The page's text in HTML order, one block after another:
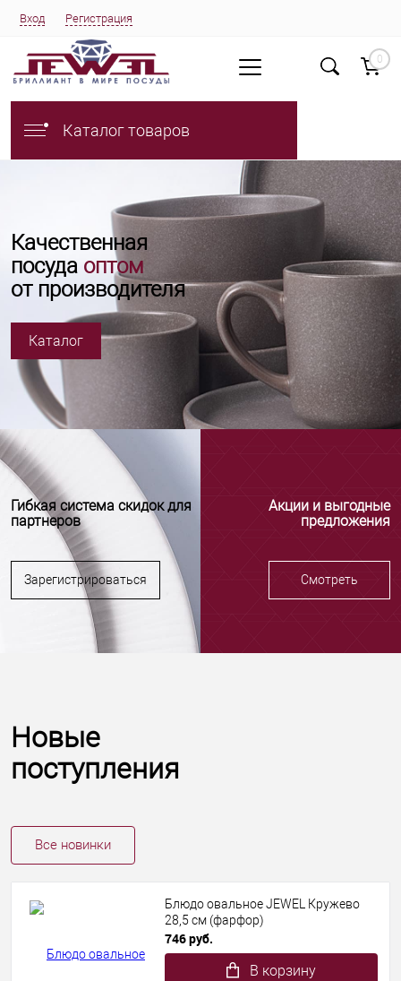
Вход Регистрация
0
Каталог товаров
Качественная
посуда оптом
от производителя
Каталог
Гибкая система скидок для
партнеров
Зарегистрироваться
Акции и выгодные
предложения
Смотреть
Новые
поступления
Все новинки
Блюдо овальное JEWEL Кружево
28,5 см (фарфор)
746 руб.
В корзину